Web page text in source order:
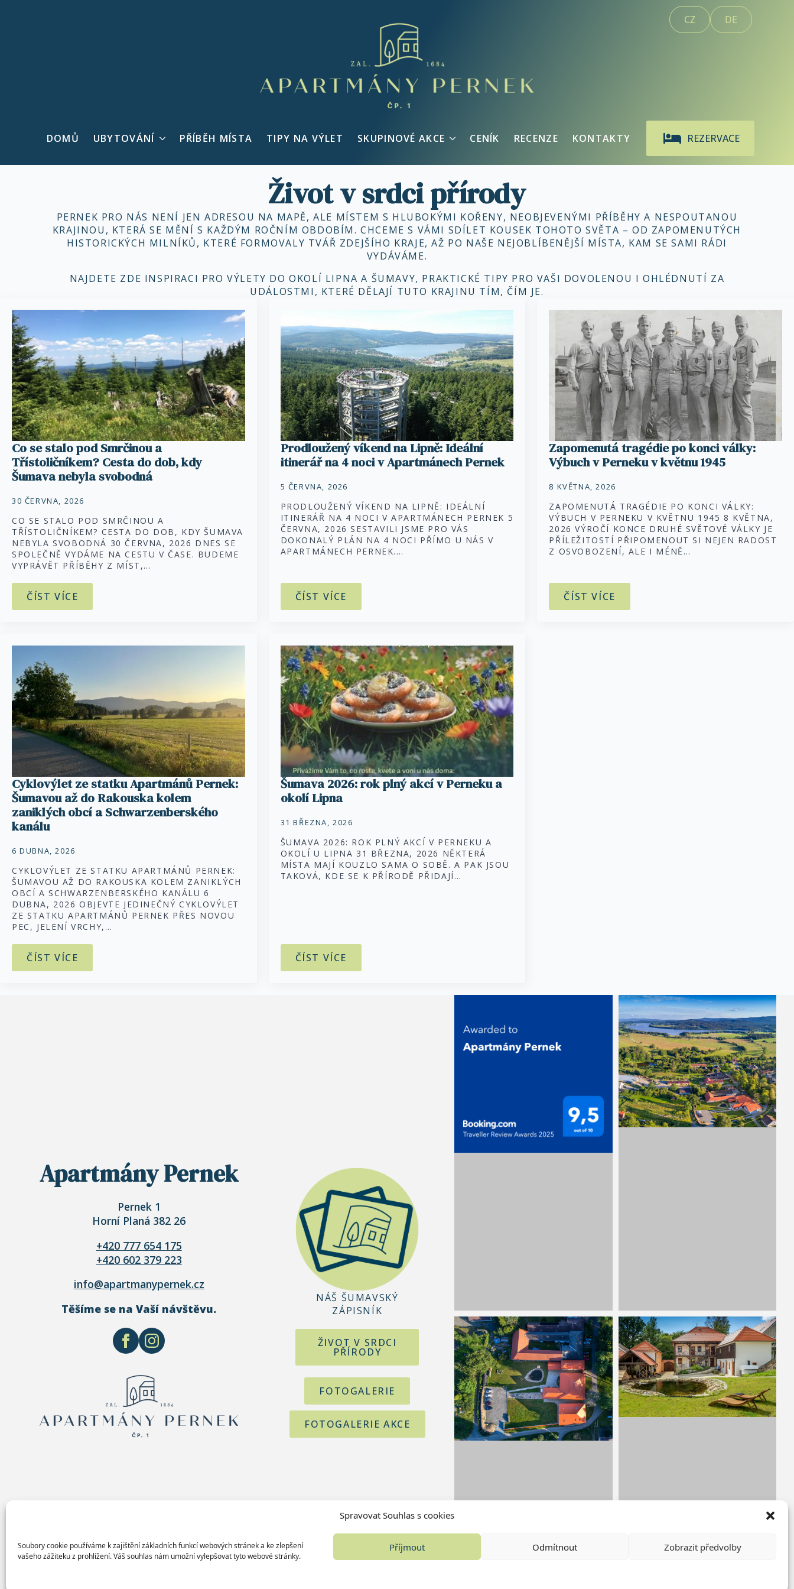
Spravovat Souhlas s cookies
Soubory cookie používáme k zajištění základních funkcí webových stránek a ke zlepšení
vašeho zážiteku z prohlížení. Váš souhlas nám umožní vylepšovat tyto webové stránky.
Příjmout Odmítnout Zobrazit předvolby
CZ DE
DOMŮ UBYTOVÁNÍ PŘÍBĚH MÍSTA TIPY NA VÝLET SKUPINOVÉ AKCE CENÍK RECENZE KONTAKTY REZERVACE
Život v srdci přírody
PERNEK PRO NÁS NENÍ JEN ADRESOU NA MAPĚ, ALE MÍSTEM S HLUBOKÝMI KOŘENY, NEOBJEVENÝMI PŘÍBĚHY A NESPOUTANOU
KRAJINOU, KTERÁ SE MĚNÍ S KAŽDÝM ROČNÍM OBDOBÍM. CHCEME S VÁMI SDÍLET KOUSEK TOHOTO SVĚTA – OD ZAPOMENUTÝCH
HISTORICKÝCH MILNÍKŮ, KTERÉ FORMOVALY TVÁŘ ZDEJŠÍHO KRAJE, AŽ PO NAŠE NEJOBLÍBENĚJŠÍ MÍSTA, KAM SE SAMI RÁDI
VYDÁVÁME.
NAJDETE ZDE INSPIRACI PRO VÝLETY DO OKOLÍ LIPNA A ŠUMAVY, PRAKTICKÉ TIPY PRO VAŠI DOVOLENOU I OHLÉDNUTÍ ZA
UDÁLOSTMI, KTERÉ DĚLAJÍ TUTO KRAJINU TÍM, ČÍM JE.
Co se stalo pod Smrčinou a
Třístoličníkem? Cesta do dob, kdy
Šumava nebyla svobodná
30 ČERVNA, 2026
CO SE STALO POD SMRČINOU A
TŘÍSTOLIČNÍKEM? CESTA DO DOB, KDY ŠUMAVA
NEBYLA SVOBODNÁ 30 ČERVNA, 2026 DNES SE
SPOLEČNĚ VYDÁME NA CESTU V ČASE. BUDEME
VYPRÁVĚT PŘÍBĚHY Z MÍST,…
ČÍST VÍCE
Prodloužený víkend na Lipně: Ideální
itinerář na 4 noci v Apartmánech Pernek
5 ČERVNA, 2026
PRODLOUŽENÝ VÍKEND NA LIPNĚ: IDEÁLNÍ
ITINERÁŘ NA 4 NOCI V APARTMÁNECH PERNEK 5
ČERVNA, 2026 SESTAVILI JSME PRO VÁS
DOKONALÝ PLÁN NA 4 NOCI PŘÍMO U NÁS V
APARTMÁNECH PERNEK.…
ČÍST VÍCE
Zapomenutá tragédie po konci války:
Výbuch v Perneku v květnu 1945
8 KVĚTNA, 2026
ZAPOMENUTÁ TRAGÉDIE PO KONCI VÁLKY:
VÝBUCH V PERNEKU V KVĚTNU 1945 8 KVĚTNA,
2026 VÝROČÍ KONCE DRUHÉ SVĚTOVÉ VÁLKY JE
PŘÍLEŽITOSTÍ PŘIPOMENOUT SI NEJEN RADOST
Z OSVOBOZENÍ, ALE I MÉNĚ…
ČÍST VÍCE
Cyklovýlet ze statku Apartmánů Pernek:
Šumavou až do Rakouska kolem
zaniklých obcí a Schwarzenberského
kanálu
6 DUBNA, 2026
CYKLOVÝLET ZE STATKU APARTMÁNŮ PERNEK:
ŠUMAVOU AŽ DO RAKOUSKA KOLEM ZANIKLÝCH
OBCÍ A SCHWARZENBERSKÉHO KANÁLU 6
DUBNA, 2026 OBJEVTE JEDINEČNÝ CYKLOVÝLET
ZE STATKU APARTMÁNŮ PERNEK PŘES NOVOU
PEC, JELENÍ VRCHY,…
ČÍST VÍCE
Šumava 2026: rok plný akcí v Perneku a
okolí Lipna
31 BŘEZNA, 2026
ŠUMAVA 2026: ROK PLNÝ AKCÍ V PERNEKU A
OKOLÍ U LIPNA 31 BŘEZNA, 2026 NĚKTERÁ
MÍSTA MAJÍ KOUZLO SAMA O SOBĚ. A PAK JSOU
TAKOVÁ, KDE SE K PŘÍRODĚ PŘIDAJÍ…
ČÍST VÍCE
Apartmány Pernek
Pernek 1
Horní Planá 382 26
+420 777 654 175
+420 602 379 223
info@apartmanypernek.cz
Těšíme se na Vaší návštěvu.
NÁŠ ŠUMAVSKÝ
ZÁPISNÍK
ŽIVOT V SRDCI
PŘÍRODY
FOTOGALERIE
FOTOGALERIE AKCE